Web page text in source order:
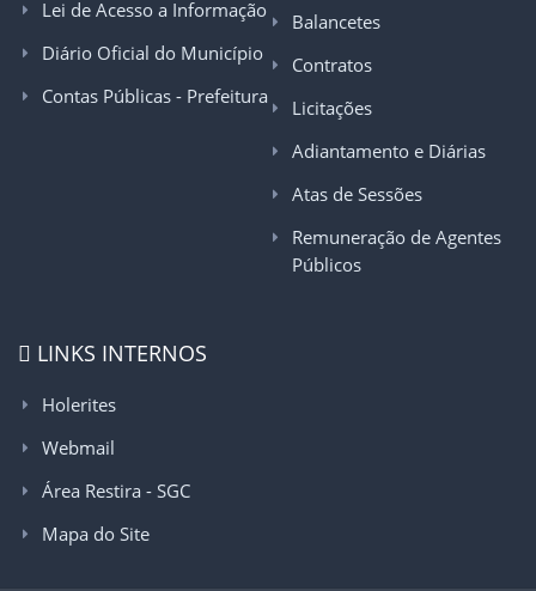
Lei de Acesso a Informação
Diário Oficial do Município
Contas Públicas - Prefeitura
Balancetes
Contratos
Licitações
Adiantamento e Diárias
Atas de Sessões
Remuneração de Agentes
Públicos
LINKS INTERNOS
Holerites
Webmail
Área Restira - SGC
Mapa do Site